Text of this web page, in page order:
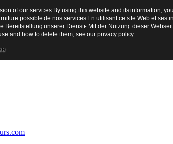
of our services By using this website and its information,
possible de nos services En utilisant ce site Web et ses
Bereitstellung unserer Dienste Mit der Nutzung dieser
and how to delete them, see our privacy policy.